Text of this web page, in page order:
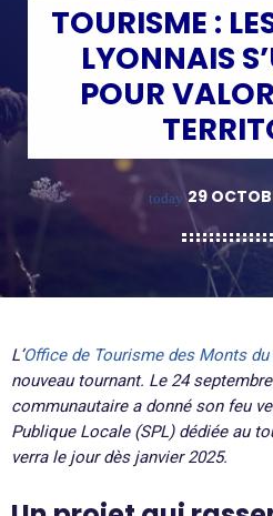
TOURISME :
LYONNAIS
POUR
today 29
L’Office de Tourisme des Monts du
nouveau tournant. Le 24
communautaire a donné son feu
Publique Locale (SPL) dédiée au
verra le jour dès janvier 2025.